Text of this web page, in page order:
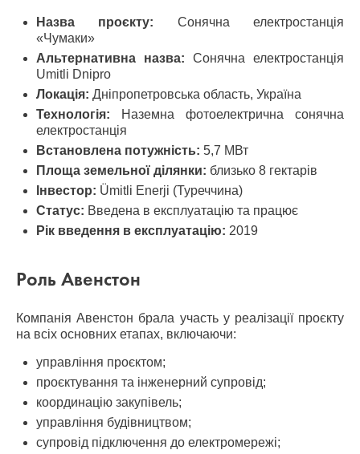
Назва проєкту: Сонячна електростанція
«Чумаки»
Альтернативна назва: Сонячна електростанція
Umitli Dnipro
Локація: Дніпропетровська область, Україна
Технологія: Наземна фотоелектрична сонячна
електростанція
Встановлена потужність: 5,7 МВт
Площа земельної ділянки: близько 8 гектарів
Інвестор: Ümitli Enerji (Туреччина)
Статус: Введена в експлуатацію та працює
Рік введення в експлуатацію: 2019
Роль Авенстон
Компанія Авенстон брала участь у реалізації проєкту
на всіх основних етапах, включаючи:
управління проєктом;
проєктування та інженерний супровід;
координацію закупівель;
управління будівництвом;
супровід підключення до електромережі;